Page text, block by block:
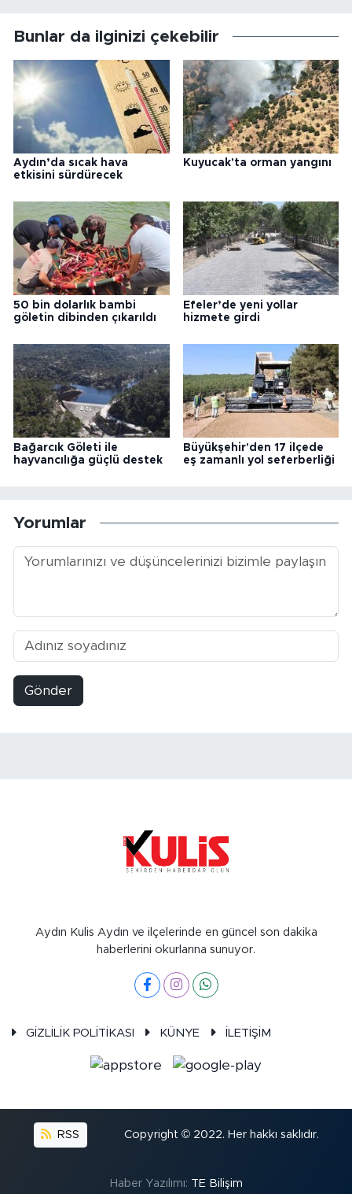
Bunlar da ilginizi çekebilir
Aydın’da sıcak hava
etkisini sürdürecek
Kuyucak'ta orman yangını
50 bin dolarlık bambi
göletin dibinden çıkarıldı
Efeler’de yeni yollar
hizmete girdi
Bağarcık Göleti ile
hayvancılığa güçlü destek
Büyükşehir'den 17 ilçede
eş zamanlı yol seferberliği
Yorumlar
Gönder
Aydın Kulis Aydın ve ilçelerinde en güncel son dakika
haberlerini okurlarına sunuyor.
GİZLİLİK POLİTİKASI KÜNYE İLETİŞİM
RSS Copyright © 2022. Her hakkı saklıdır.
Haber Yazılımı: TE Bilişim